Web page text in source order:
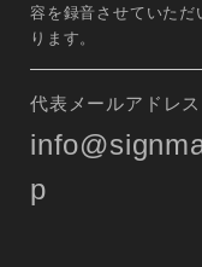
容を録音させていただ
ります。
代表メールアドレス
p